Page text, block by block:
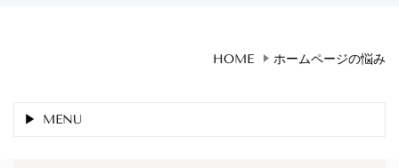
HOME ホームページの悩み
MENU